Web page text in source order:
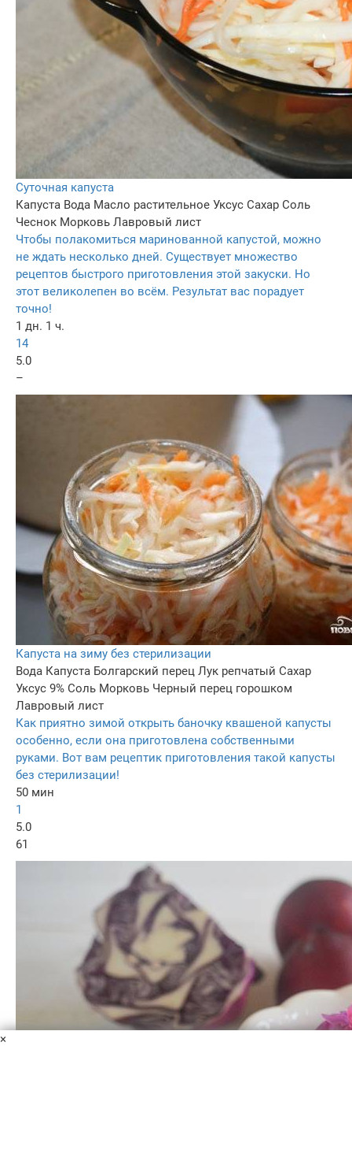
Суточная капуста
Капуста Вода Масло растительное Уксус Сахар Соль
Чеснок Морковь Лавровый лист
Чтобы полакомиться маринованной капустой, можно
не ждать несколько дней. Существует множество
рецептов быстрого приготовления этой закуски. Но
этот великолепен во всём. Результат вас порадует
точно!
1 дн. 1 ч.
14
5.0
–
Капуста на зиму без стерилизации
Вода Капуста Болгарский перец Лук репчатый Сахар
Уксус 9% Соль Морковь Черный перец горошком
Лавровый лист
Как приятно зимой открыть баночку квашеной капусты
особенно, если она приготовлена собственными
руками. Вот вам рецептик приготовления такой капусты
без стерилизации!
50 мин
1
5.0
61
×